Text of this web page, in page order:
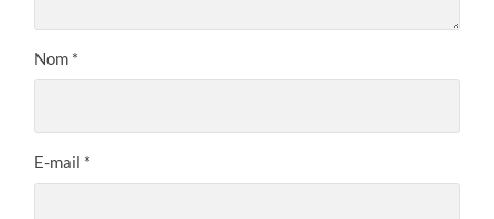
Nom *
E-mail *